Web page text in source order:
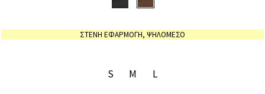
ΣΤΕΝΗ ΕΦΑΡΜΟΓΗ, ΨΗΛΟΜΕΣΟ
S M L